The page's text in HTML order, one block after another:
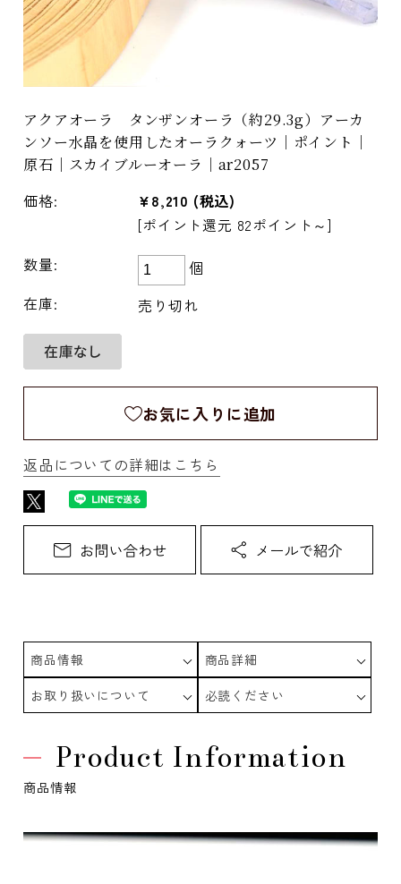
アクアオーラ タンザンオーラ（約29.3g）アーカ
ンソー水晶を使用したオーラクォーツ｜ポイント｜
原石｜スカイブルーオーラ｜ar2057
価格: ¥8,210 (税込)
[ポイント還元 82ポイント～]
数量:
個
在庫:
売り切れ
お気に入りに追加
返品についての詳細はこちら
商品情報
商品詳細
お取り扱いについて
必読ください
Product Information
商品情報